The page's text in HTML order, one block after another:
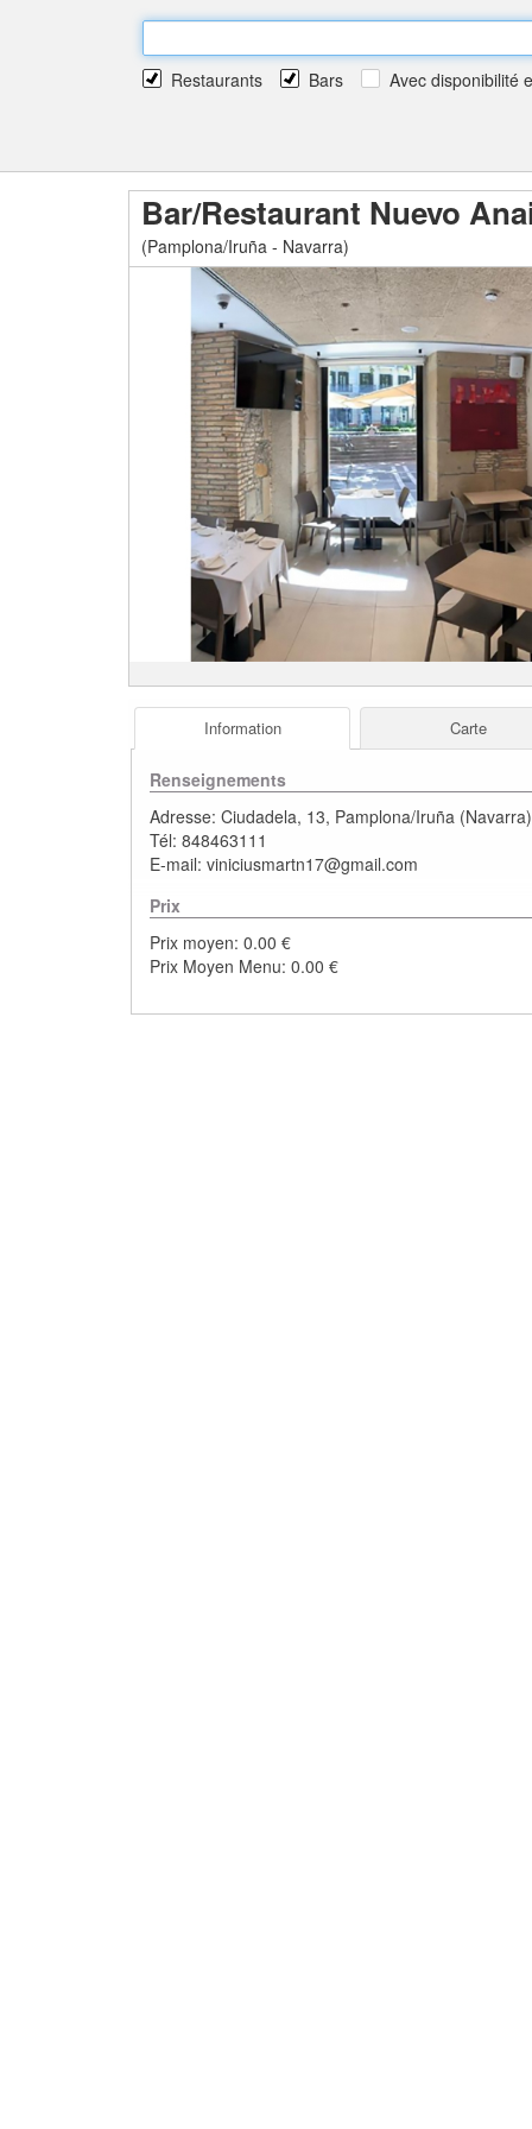
Restaurants Bars Avec disponibilité
Bar/Restaurant Nuevo
(Pamplona/Iruña - Navarra)
Information Carte
Renseignements
Adresse:Ciudadela, 13, Pamplona/Iruña (Navarra)
Tél:848463111
E-mail:viniciusmartn17@gmail.com
Prix
Prix moyen: 0.00 €
Prix Moyen Menu: 0.00 €